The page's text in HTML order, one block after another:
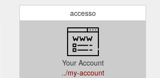
accesso
Your Account
../my-account